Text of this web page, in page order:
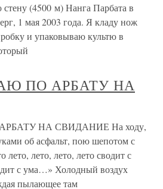
(4500 м) Нанга Парбата в
1 мая 2003 года. Я кладу нож
и упаковываю культю в
ПО АРБАТУ НА
НА СВИДАНИЕ На ходу,
об асфальт, пою шепотом с
лето, лето, лето сводит с
с ума…» Холодный воздух
пылающее там